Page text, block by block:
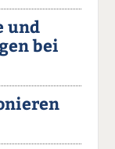
und
bei